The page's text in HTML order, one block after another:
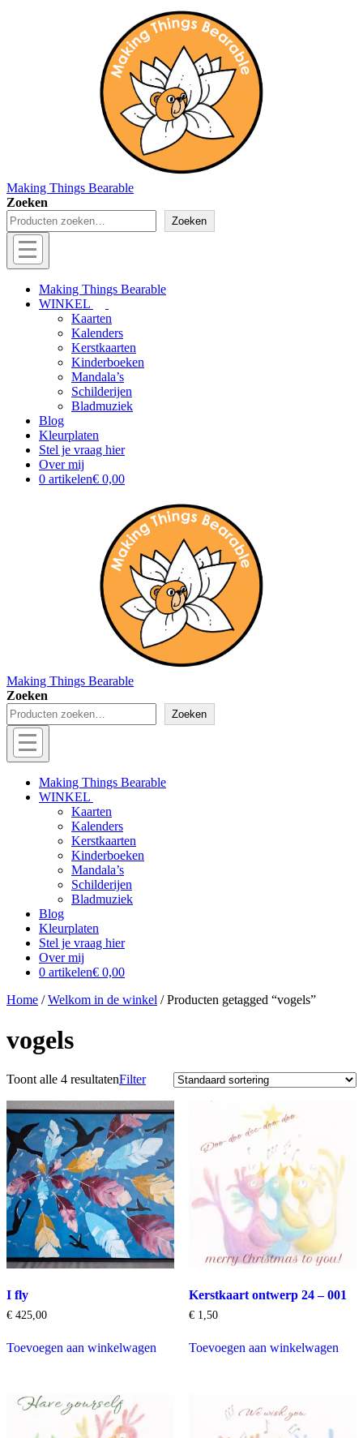
Making Things Bearable
Zoeken
Zoeken
Hoofd
navigatie
Menu
Making Things Bearable
WINKEL
Kaarten
Kalenders
Kerstkaarten
Kinderboeken
Mandala’s
Schilderijen
Bladmuziek
Blog
Kleurplaten
Stel je vraag hier
Over mij
0 artikelen€ 0,00
Making Things Bearable
Zoeken
Zoeken
Menu
Off
canvas
Making Things Bearable
WINKEL
Kaarten
Kalenders
Kerstkaarten
Kinderboeken
Mandala’s
Schilderijen
Bladmuziek
Blog
Kleurplaten
Stel je vraag hier
Over mij
0 artikelen€ 0,00
Home /Welkom in de winkel / Producten getagged “vogels”
vogels
Filter
Toont alle 4 resultaten
I fly
€ 425,00
Toevoegen aan winkelwagen
Kerstkaart ontwerp 24 – 001
€1,50
Toevoegen aan winkelwagen